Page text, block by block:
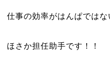
仕事の効率がはんぱではな
ほさか担任助手です！！